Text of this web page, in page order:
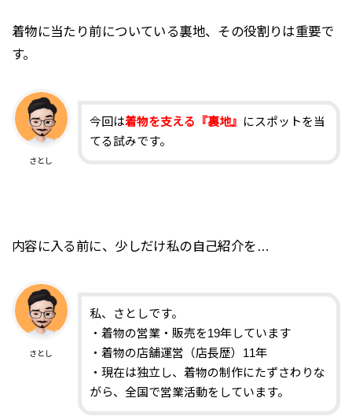
着物に当たり前についている裏地、その役割りは重要で
す。
さとし
今回は着物を支える『裏地』
にスポットを当
てる試みです。
内容に入る前に、少しだけ私の自己紹介を…
さとし
私、さとしです。
・着物の営業・販売を19年しています
・着物の店舗運営（店長歴）11年
・現在は独立し、着物の制作にたずさわりな
がら、全国で営業活動をしています。